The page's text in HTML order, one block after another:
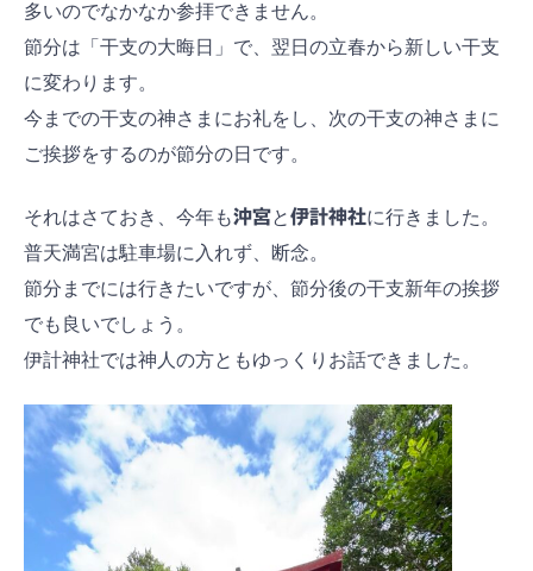
多いのでなかなか参拝できません。
節分は「干支の大晦日」で、翌日の立春から新しい干支
に変わります。
今までの干支の神さまにお礼をし、次の干支の神さまに
ご挨拶をするのが節分の日です。
それはさておき、今年も沖宮と伊計神社に行きました。
普天満宮は駐車場に入れず、断念。
節分までには行きたいですが、節分後の干支新年の挨拶
でも良いでしょう。
伊計神社では神人の方ともゆっくりお話できました。